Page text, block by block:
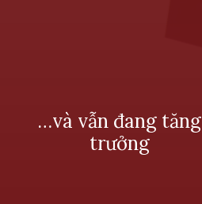
…và vẫn đang tăng
trưởng